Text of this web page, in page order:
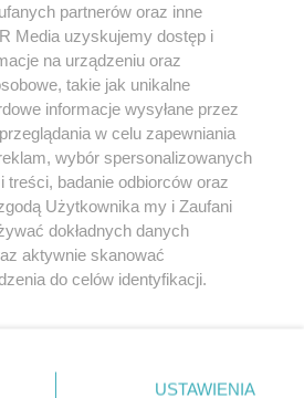
w serwisie nie może być powielany i
rozpowszechniany w jakikolwiek sposób (w
mechaniczny) na jakimkolwiek polu
włącznie z umieszczaniem w
właściciela praw. Jakiekolwiek użycie lub
lub w części z naruszeniem prawa,
zabronione pod groźbą kary i może być
partnerów oraz inne
Media uzyskujemy dostęp i
na urządzeniu oraz
takie jak unikalne
informacje wysyłane przez
w celu zapewniania
wybór spersonalizowanych
treści, badanie odbiorców oraz
Użytkownika my i Zaufani
dokładnych danych
aktywnie skanować
do celów identyfikacji.
przycisk ustawień prywatności
USTAWIENIA